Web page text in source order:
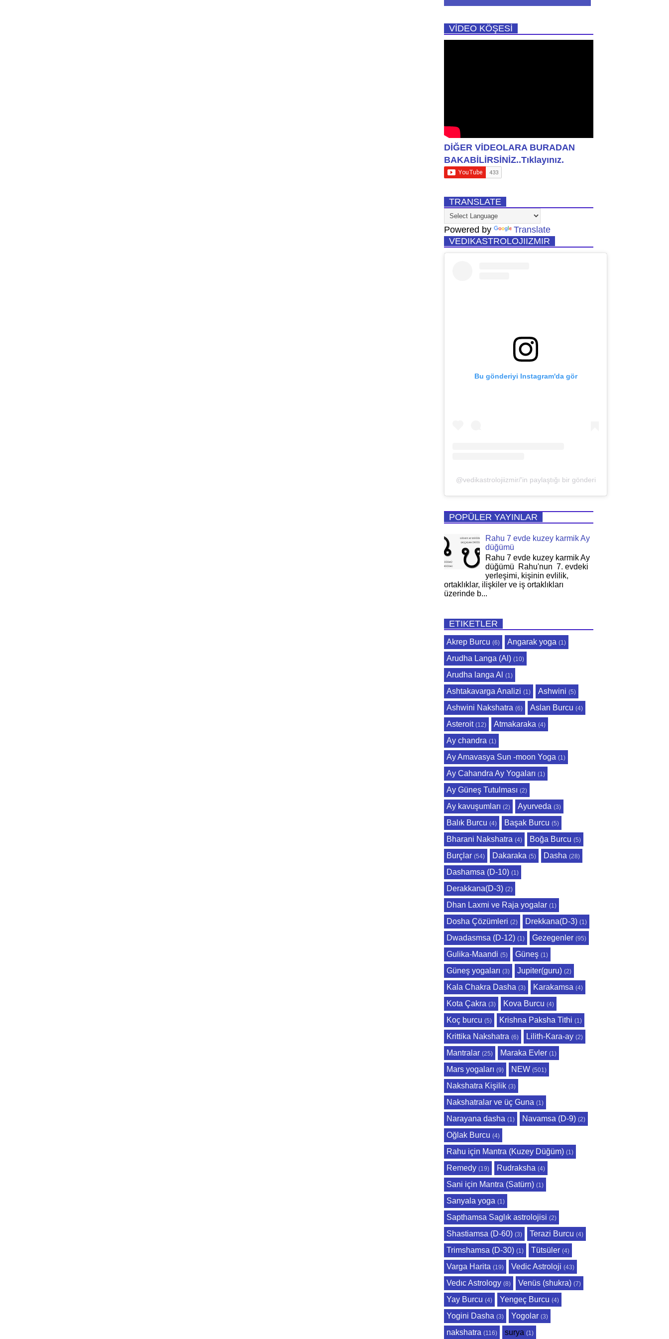
VİDEO KÖŞESİ
DİĞER VİDEOLARA BURADAN
BAKABİLİRSİNİZ..Tıklayınız.
TRANSLATE
Powered by
Translate
VEDIKASTROLOJIIZMIR
Bu gönderiyi Instagram'da gör
@vedikastrolojiizmir/'in paylaştığı bir gönderi
POPÜLER YAYINLAR
Rahu 7 evde kuzey karmik Ay
düğümü
Rahu 7 evde kuzey karmik Ay
düğümü Rahu'nun 7. evdeki
yerleşimi, kişinin evlilik,
ortaklıklar, ilişkiler ve iş ortaklıkları
üzerinde b...
ETIKETLER
Akrep Burcu (6) Angarak yoga (1)
Arudha Langa (Al) (10)
Arudha langa Al (1)
Ashtakavarga Analizi (1) Ashwini (5)
Ashwini Nakshatra (6) Aslan Burcu (4)
Asteroit (12) Atmakaraka (4)
Ay chandra (1)
Ay Amavasya Sun -moon Yoga (1)
Ay Cahandra Ay Yogaları (1)
Ay Güneş Tutulması (2)
Ay kavuşumları (2) Ayurveda (3)
Balık Burcu (4) Başak Burcu (5)
Bharani Nakshatra (4) Boğa Burcu (5)
Burçlar (54) Dakaraka (5) Dasha (28)
Dashamsa (D-10) (1)
Derakkana(D-3) (2)
Dhan Laxmi ve Raja yogalar (1)
Dosha Çözümleri (2) Drekkana(D-3) (1)
Dwadasmsa (D-12) (1) Gezegenler (95)
Gulika-Maandi (5) Güneş (1)
Güneş yogaları (3) Jupiter(guru) (2)
Kala Chakra Dasha (3) Karakamsa (4)
Kota Çakra (3) Kova Burcu (4)
Koç burcu (5) Krishna Paksha Tithi (1)
Krittika Nakshatra (6) Lilith-Kara-ay (2)
Mantralar (25) Maraka Evler (1)
Mars yogaları (9) NEW (501)
Nakshatra Kişilik (3)
Nakshatralar ve üç Guna (1)
Narayana dasha (1) Navamsa (D-9) (2)
Oğlak Burcu (4)
Rahu için Mantra (Kuzey Düğüm) (1)
Remedy (19) Rudraksha (4)
Sani için Mantra (Satürn) (1)
Sanyala yoga (1)
Sapthamsa Saglık astrolojisi (2)
Shastiamsa (D-60) (3) Terazi Burcu (4)
Trimshamsa (D-30) (1) Tütsüler (4)
Varga Harita (19) Vedic Astroloji (43)
Vedıc Astrology (8) Venüs (shukra) (7)
Yay Burcu (4) Yengeç Burcu (4)
Yogini Dasha (3) Yogolar (3)
nakshatra (116) surya (1)